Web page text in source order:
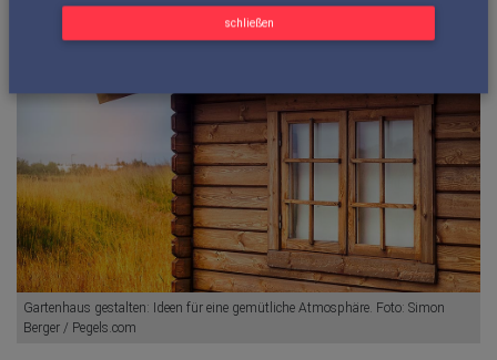
schließen
Gartenhaus gestalten: Ideen für eine gemütliche Atmosphäre. Foto: Simon
Berger / Pegels.com